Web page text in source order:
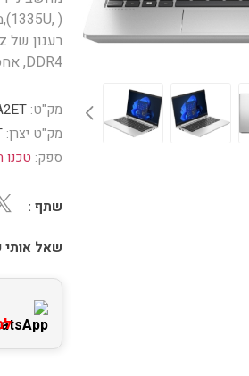
DDR4, אחסון 512GB SSD, מערכת הפעלה: Windows 11 Pro.
מק"ט:
מק"ט יצרן:
ספק: טכנו
שתף :
שאל אותי